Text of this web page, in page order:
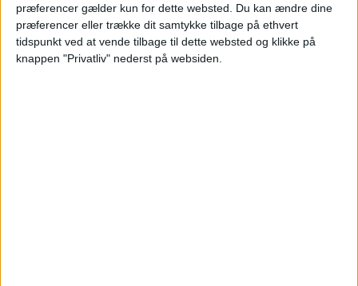
præferencer gælder kun for dette websted. Du kan ændre dine
præferencer eller trække dit samtykke tilbage på ethvert
tidspunkt ved at vende tilbage til dette websted og klikke på
knappen "Privatliv" nederst på websiden.
Der er flere tilgængelige datoer med gode priser
på Rødvig Kro. Se et udvalg her:
KLIK PÅ DATOERNE: